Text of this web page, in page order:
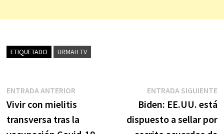
ETIQUETADO URMAH TV
Navegación
de
ENTRADA ANTERIOREntrada
anterior:
Vivir con mielitis
transversa tras la
ENTRADA SIGUIENTE
Biden: EE.UU. está
dispuesto a sellar por